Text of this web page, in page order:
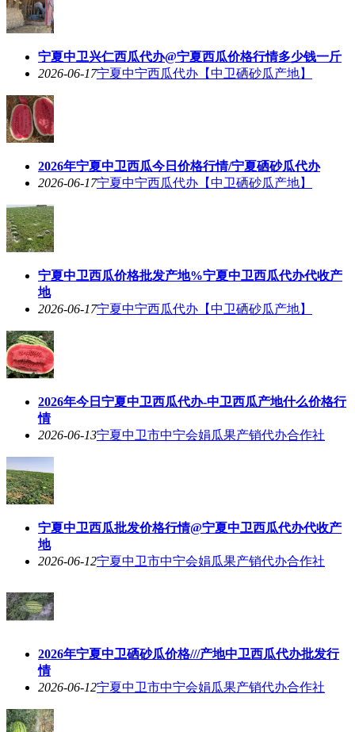
宁夏中卫兴仁西瓜代办@宁夏西瓜价格行情多少钱一斤
2026-06-17宁夏中宁西瓜代办【中卫硒砂瓜产地】
2026年宁夏中卫西瓜今日价格行情/宁夏硒砂瓜代办
2026-06-17宁夏中宁西瓜代办【中卫硒砂瓜产地】
宁夏中卫西瓜价格批发产地%宁夏中卫西瓜代办代收产
地
2026-06-17宁夏中宁西瓜代办【中卫硒砂瓜产地】
2026年今日宁夏中卫西瓜代办-中卫西瓜产地什么价格行
情
2026-06-13宁夏中卫市中宁会娟瓜果产销代办合作社
宁夏中卫西瓜批发价格行情@宁夏中卫西瓜代办代收产
地
2026-06-12宁夏中卫市中宁会娟瓜果产销代办合作社
2026年宁夏中卫硒砂瓜价格///产地中卫西瓜代办批发行
情
2026-06-12宁夏中卫市中宁会娟瓜果产销代办合作社